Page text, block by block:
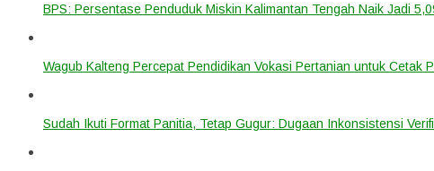
BPS: Persentase Penduduk Miskin Kalimantan Tengah Naik Jadi
Wagub Kalteng Percepat Pendidikan Vokasi Pertanian untuk Cetak
Sudah Ikuti Format Panitia, Tetap Gugur: Dugaan Inkonsistensi